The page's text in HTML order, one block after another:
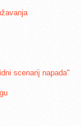
scenarij napada"